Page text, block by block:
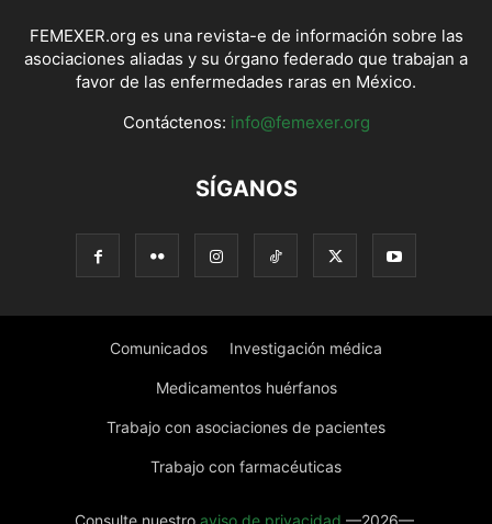
FEMEXER.org es una revista-e de información sobre las
asociaciones aliadas y su órgano federado que trabajan a
favor de las enfermedades raras en México.
Contáctenos: info@femexer.org
SÍGANOS
Comunicados Investigación médica
Medicamentos huérfanos
Trabajo con asociaciones de pacientes
Trabajo con farmacéuticas
Consulte nuestro aviso de privacidad —2026—.